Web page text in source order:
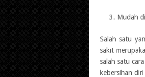
Mudah
Salah satu
sakit
salah satu
kebersihan